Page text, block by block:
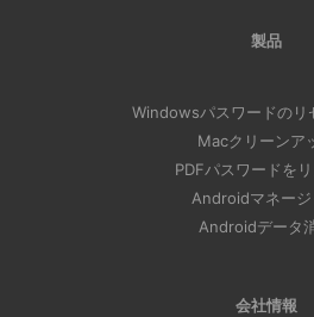
製品
Windowsパスワードのリ
Macクリーンア
PDFパスワードを
Androidマネージ
Androidデータ
会社情報